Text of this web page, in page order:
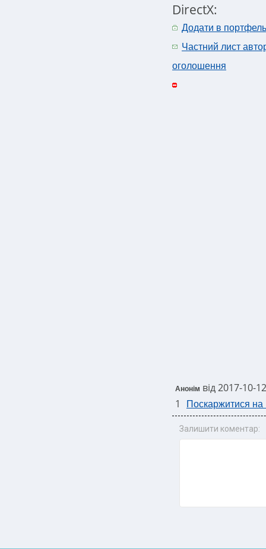
DirectX:
Додати в портфель
Частний лист
оголошення
Анонім від 2017-10-
1
Поскаржитися на
Залишити коментар: